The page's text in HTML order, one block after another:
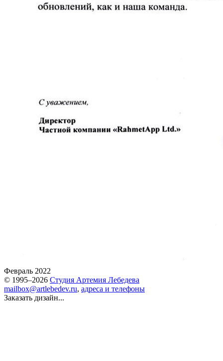
Февраль 2022
© 1995–2026 Студия Артемия Лебедева
mailbox@artlebedev.ru, адреса и телефоны
Заказать дизайн...